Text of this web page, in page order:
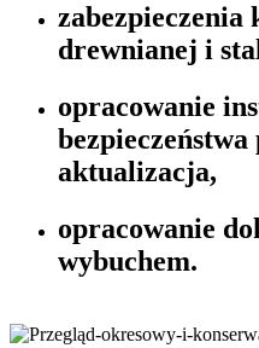
drewnianej i
opracowanie
aktualizacja,
opracowanie
wybuchem.